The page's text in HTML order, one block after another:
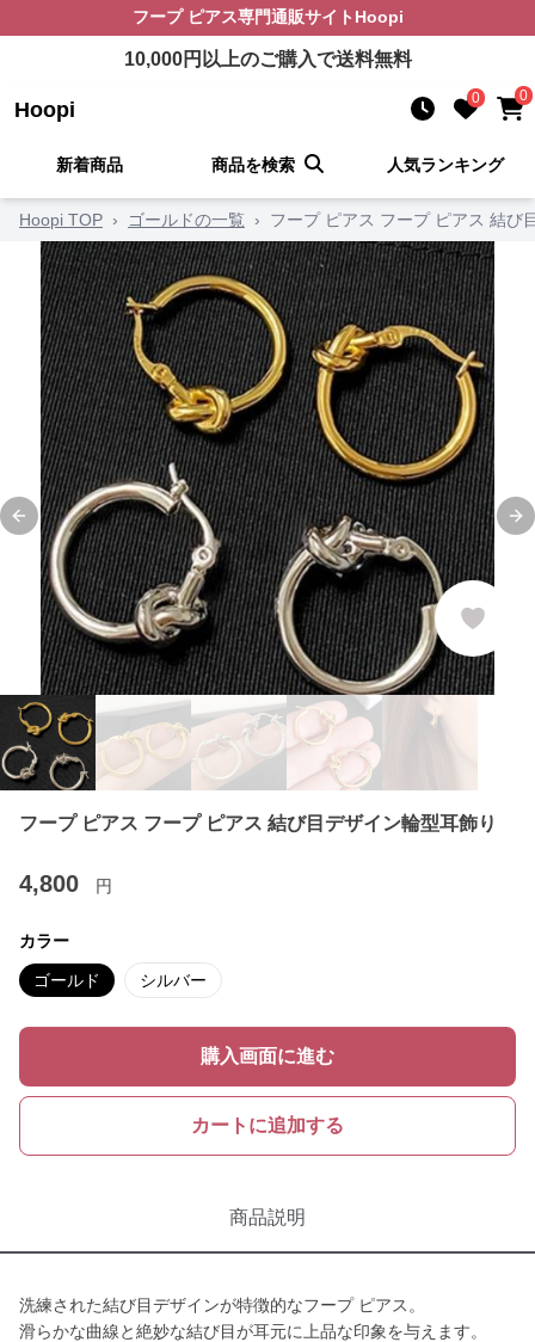
フープ ピアス専門通販サイト Hoopi
10,000円以上のご購入で送料無料
Hoopi 0 0
新着商品 商品を検索 人気ランキング
Hoopi TOP › ゴールドの一覧 › フープ ピアス フープ ピアス 結び
Previous slide
フープ ピアス フープ ピアス 結び目デザイン輪型耳飾り
4,800 円
カラー
ゴールド シルバー
購入画面に進む
カートに追加する
商品説明
洗練された結び目デザインが特徴的なフープ ピアス。
滑らかな曲線と絶妙な結び目が耳元に上品な印象を与えます。